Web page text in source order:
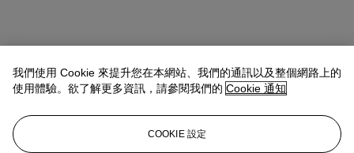
我們使用 Cookie 來提升您在本網站、我們的通訊以及整個網路上的
使用體驗。欲了解更多資訊，請參閱我們的 Cookie 通知
COOKIE 設定